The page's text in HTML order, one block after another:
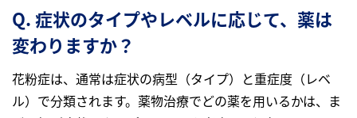
Q. 症状のタイプやレベルに応じて、薬は
変わりますか？
花粉症は、通常は症状の病型（タイプ）と重症度（レベ
ル）で分類されます。薬物治療でどの薬を用いるかは、ま